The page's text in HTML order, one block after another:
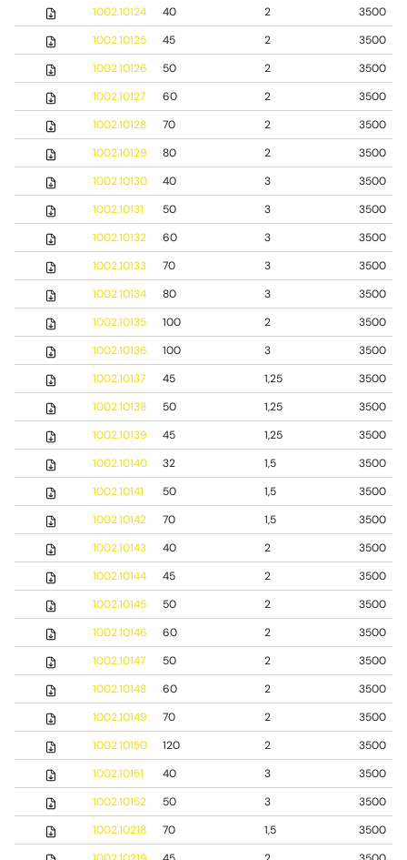
1002.10124
40 2
3500
1002.10125
45 2
3500
1002.10126
50 2
3500
1002.10127
60 2
3500
1002.10128
70 2
3500
1002.10129
80 2
3500
1002.10130
40 3
3500
1002.10131
50 3
3500
1002.10132
60 3
3500
1002.10133
70 3
3500
1002.10134
80 3
3500
1002.10135
100 2
3500
1002.10136
100 3
3500
1002.10137
45 1,25
3500
1002.10138
50 1,25
3500
1002.10139
45 1,25
3500
1002.10140
32 1,5
3500
1002.10141
50 1,5
3500
1002.10142
70 1,5
3500
1002.10143
40 2
3500
1002.10144
45 2
3500
1002.10145
50 2
3500
1002.10146
60 2
3500
1002.10147
50 2
3500
1002.10148
60 2
3500
1002.10149
70 2
3500
1002.10150
120 2
3500
1002.10151
40 3
3500
1002.10152
50 3
3500
1002.10218
70 1,5
3500